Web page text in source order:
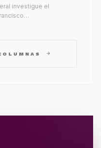
investigue el
arrow_forward